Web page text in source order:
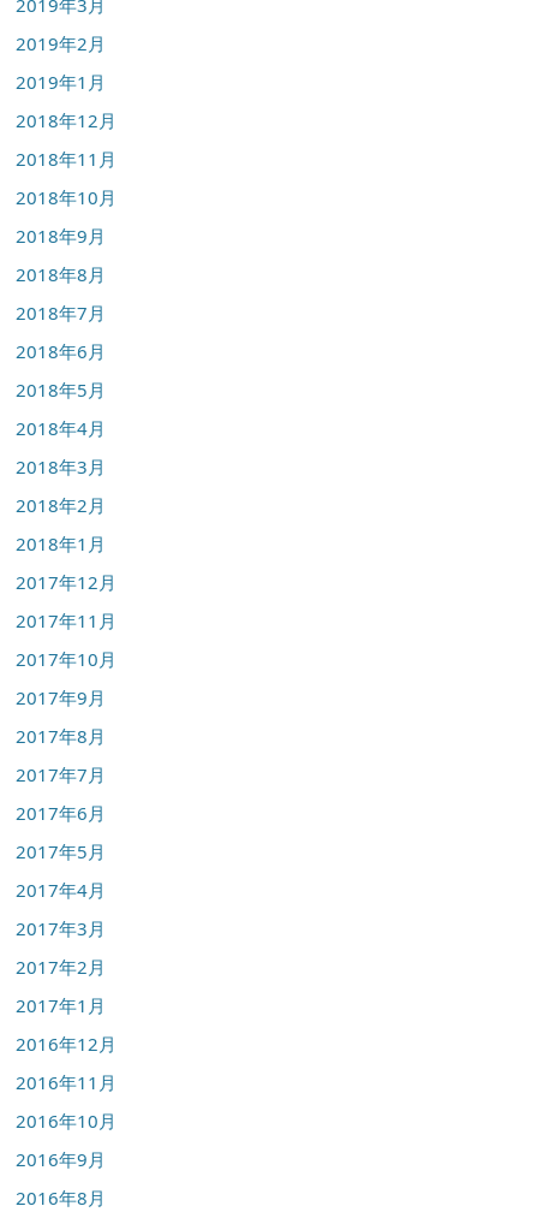
2019年3月
2019年2月
2019年1月
2018年12月
2018年11月
2018年10月
2018年9月
2018年8月
2018年7月
2018年6月
2018年5月
2018年4月
2018年3月
2018年2月
2018年1月
2017年12月
2017年11月
2017年10月
2017年9月
2017年8月
2017年7月
2017年6月
2017年5月
2017年4月
2017年3月
2017年2月
2017年1月
2016年12月
2016年11月
2016年10月
2016年9月
2016年8月